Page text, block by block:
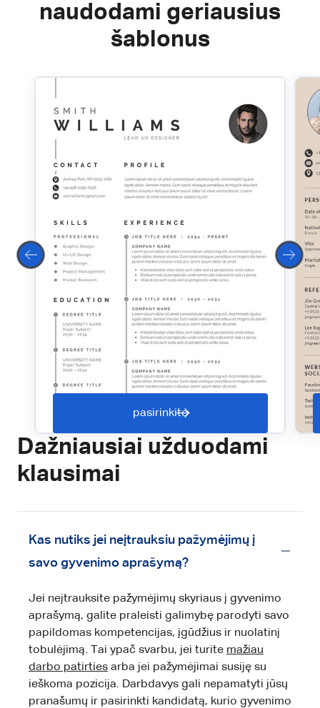
naudodami geriausius
šablonus
pasirinkite
Dažniausiai užduodami
klausimai
Kas nutiks jei neįtrauksiu pažymėjimų į
savo gyvenimo aprašymą?
Jei neįtrauksite pažymėjimų skyriaus į gyvenimo
aprašymą, galite praleisti galimybę parodyti savo
papildomas kompetencijas, įgūdžius ir nuolatinį
tobulėjimą. Tai ypač svarbu, jei turite mažiau
darbo patirties arba jei pažymėjimai susiję su
ieškoma pozicija. Darbdavys gali nepamatyti jūsų
pranašumų ir pasirinkti kandidatą, kurio gyvenimo